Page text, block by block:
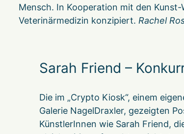
Mensch. In Kooperation mit den
Veterinärmedizin konzipiert. Rachel
Sarah Friend –
Die im „Crypto Kiosk“, einem
Galerie NagelDraxler, gezeigten
KünstlerInnen wie Sarah Friend,